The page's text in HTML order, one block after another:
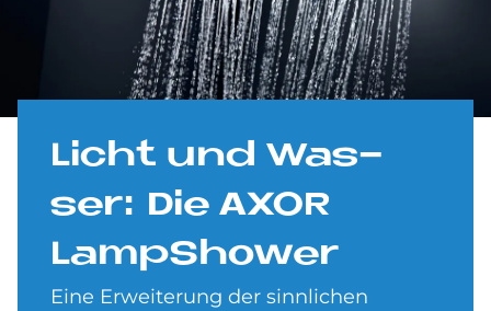
Li­cht und Was­
ser: Die AXOR
Lamp­Show­er
Eine Erweiterung der sinnlichen